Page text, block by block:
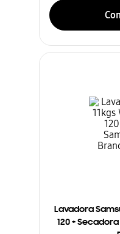
Lavadora
120 +